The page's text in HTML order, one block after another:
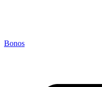
Bonos